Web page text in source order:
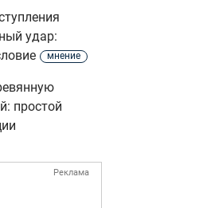
удар:
мнение
простой
Реклама